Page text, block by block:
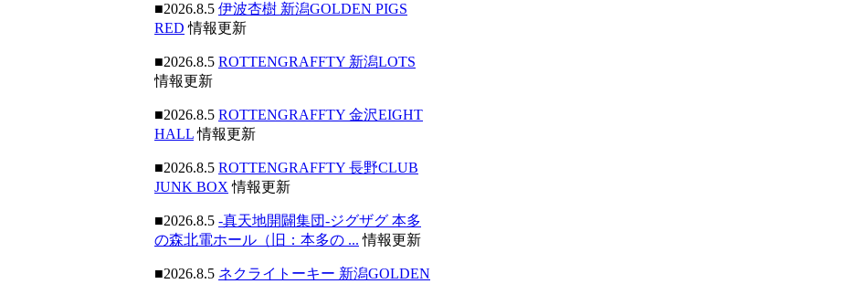
■2026.8.5 伊波杏樹 新潟GOLDEN PIGS
RED 情報更新
■2026.8.5 ROTTENGRAFFTY 新潟LOTS
情報更新
■2026.8.5 ROTTENGRAFFTY 金沢EIGHT
HALL情報更新
■2026.8.5 ROTTENGRAFFTY 長野CLUB
JUNK BOX 情報更新
■2026.8.5 -真天地開闢集団-ジグザグ 本多
の森北電ホール（旧：本多の ... 情報更新
■2026.8.5 ネクライトーキー 新潟GOLDEN